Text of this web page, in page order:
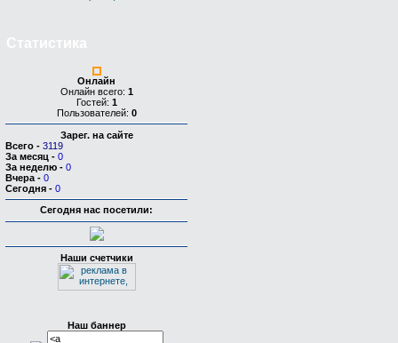
Статистика
Онлайн
Онлайн всего: 1
Гостей: 1
Пользователей: 0
Зарег. на сайте
Всего - 3119
За месяц - 0
За неделю - 0
Вчера - 0
Сегодня - 0
Сегодня нас посетили:
Наши счетчики
Наш баннер